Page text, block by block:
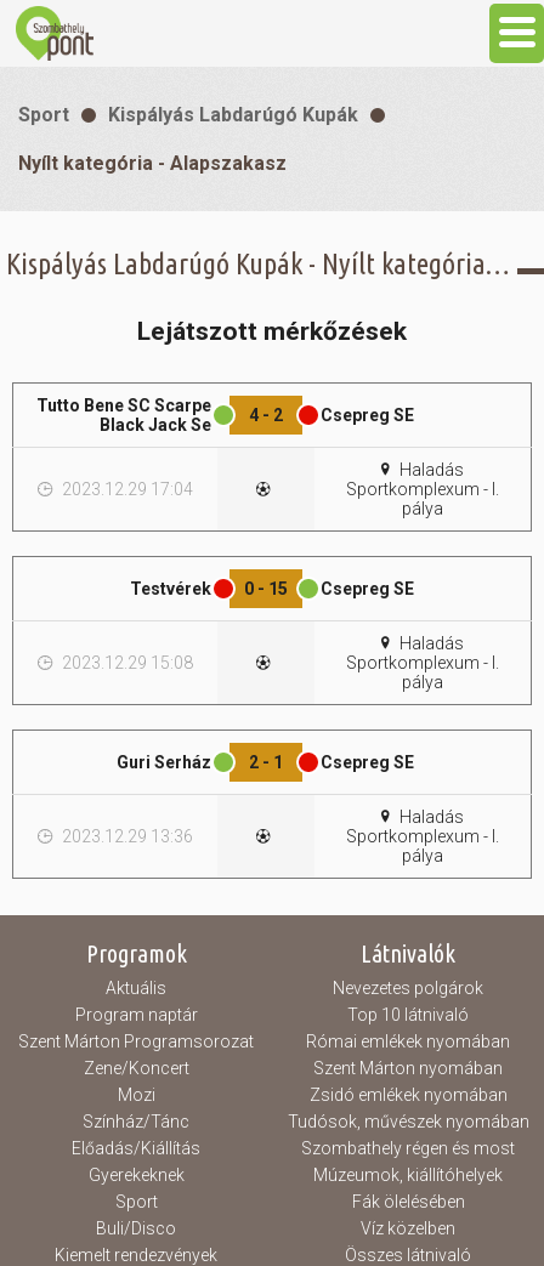
Programok
Szállás
Sport
Szabadidő
Hasznos
Sport Kispályás Labdarúgó Kupák
Nyílt kategória - Alapszakasz
Kispályás Labdarúgó Kupák - Nyílt kategória - Alapszakasz -
Lejátszott mérkőzések
Tutto Bene SC Scarpe
Black Jack Se
4 - 2 Csepreg SE
2023.12.29 17:04
Haladás
Sportkomplexum - I.
pálya
Testvérek 0 - 15 Csepreg SE
2023.12.29 15:08
Haladás
Sportkomplexum - I.
pálya
Guri Serház 2 - 1 Csepreg SE
2023.12.29 13:36
Haladás
Sportkomplexum - I.
pálya
Programok
Aktuális
Program naptár
Szent Márton Programsorozat
Zene/Koncert
Mozi
Színház/Tánc
Előadás/Kiállítás
Gyerekeknek
Sport
Buli/Disco
Kiemelt rendezvények
Látnivalók
Nevezetes polgárok
Top 10 látnivaló
Római emlékek nyomában
Szent Márton nyomában
Zsidó emlékek nyomában
Tudósok, művészek nyomában
Szombathely régen és most
Múzeumok, kiállítóhelyek
Fák ölelésében
Víz közelben
Összes látnivaló